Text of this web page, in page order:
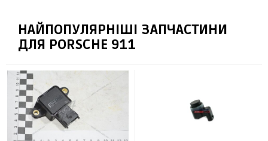
НАЙПОПУЛЯРНІШІ ЗАПЧАСТИНИ
ДЛЯ PORSCHE 911